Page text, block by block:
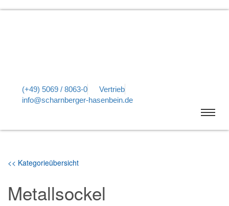
(+49) 5069 / 8063-0
Vertrieb
info@scharnberger-hasenbein.de
<< Kategorieübersicht
Metallsockel